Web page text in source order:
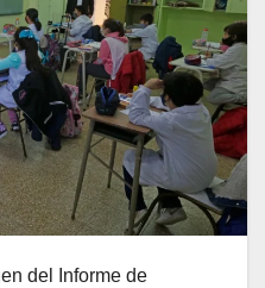
del Informe de